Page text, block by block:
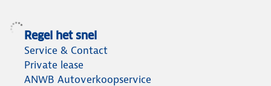
Regel het snel
Service & Contact
Private lease
ANWB Autoverkoopservice